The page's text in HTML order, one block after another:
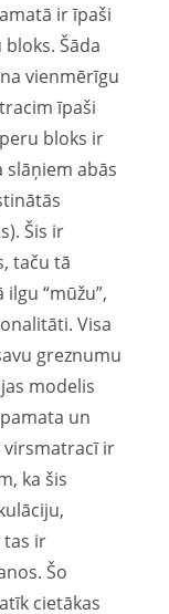
ir īpaši
Šāda
vienmērīgu
īpaši
bloks ir
abās
Šis ir
taču tā
“mūžu”,
Visa
greznumu
modelis
un
virsmatracī ir
ka šis
tas ir
Šo
cietākas